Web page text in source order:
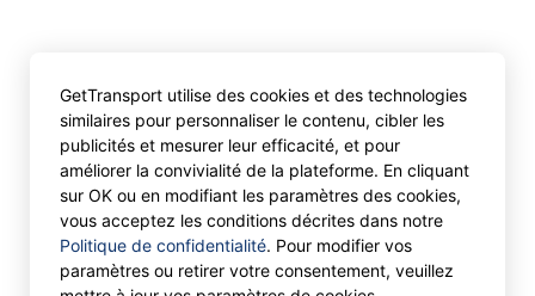
GetTransport utilise des cookies et des technologies
similaires pour personnaliser le contenu, cibler les
publicités et mesurer leur efficacité, et pour
améliorer la convivialité de la plateforme. En cliquant
sur OK ou en modifiant les paramètres des cookies,
vous acceptez les conditions décrites dans notre
Politique de confidentialité. Pour modifier vos
paramètres ou retirer votre consentement, veuillez